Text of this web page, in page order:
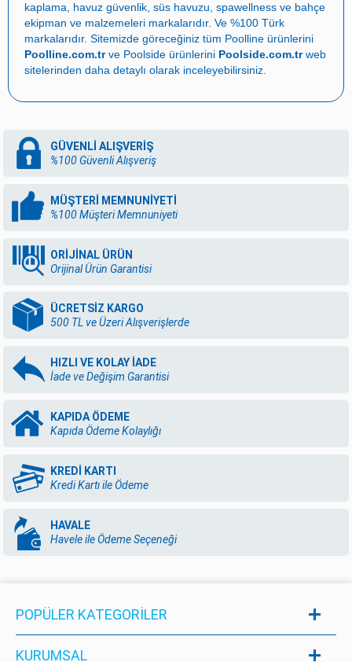
kaplama
havuz güvenlik süs havuzu spawellness ve bahçe
ekipman ve malzemeleri markalarıdır. Ve %100 Türk
markalarıdır. Sitemizde göreceğiniz tüm Poolline ürünlerini
Poolline.com.trve Poolside ürünlerini Poolside.com.trweb
sitelerinden daha detaylı olarak inceleyebilirsiniz.
GÜVENLİ ALIŞVERİŞ
%100 Güvenli Alışveriş
MÜŞTERİ MEMNUNİYETİ
%100 Müşteri Memnuniyeti
ORİJİNAL ÜRÜN
Orijinal Ürün Garantisi
ÜCRETSİZ KARGO
500 TL ve Üzeri Alışverişlerde
HIZLI VE KOLAY İADE
İade ve Değişim Garantisi
KAPIDA ÖDEME
Kapıda Ödeme Kolaylığı
KREDİ KARTI
Kredi Kartı ile Ödeme
HAVALE
Havele ile Ödeme Seçeneği
POPÜLER KATEGORILER
KURUMSAL